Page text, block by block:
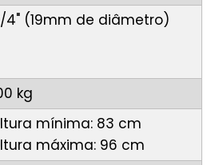
4" (19mm de diâmetro)
kg
mínima: 83 cm
máxima: 96 cm